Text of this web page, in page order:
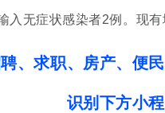
入无症状感染者2例。现有
、求职、房产、便
识别下方小